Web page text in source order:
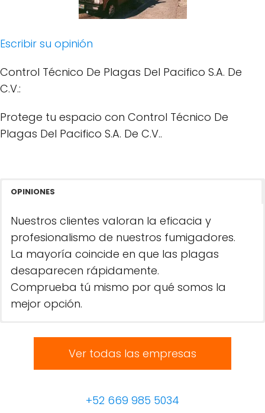
Escribir su opinión
Control Técnico De Plagas Del Pacifico S.A. De
C.V.:
Protege tu espacio con Control Técnico De
Plagas Del Pacifico S.A. De C.V..
OPINIONES
Nuestros clientes valoran la eficacia y
profesionalismo de nuestros fumigadores.
La mayoría coincide en que las plagas
desaparecen rápidamente.
Comprueba tú mismo por qué somos la
mejor opción.
Ver todas las empresas
+52 669 985 5034